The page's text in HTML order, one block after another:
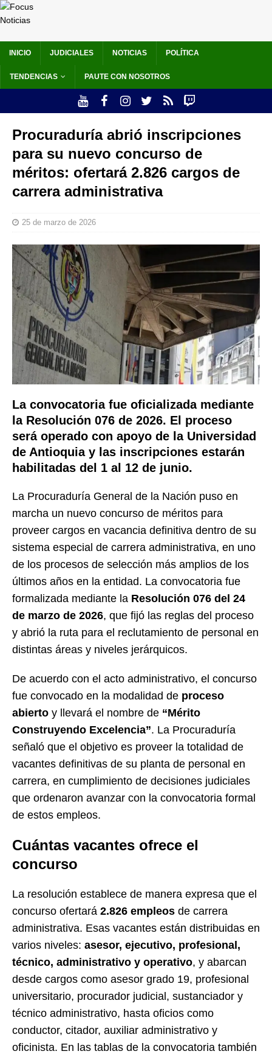
INICIO JUDICIALES NOTICIAS POLÍTICA
TENDENCIAS PAUTE CON NOSOTROS
Procuraduría abrió inscripciones
para su nuevo concurso de
méritos: ofertará 2.826 cargos de
carrera administrativa
25 de marzo de 2026
La convocatoria fue oficializada mediante
la Resolución 076 de 2026. El proceso
será operado con apoyo de la Universidad
de Antioquia y las inscripciones estarán
habilitadas del 1 al 12 de junio.
La Procuraduría General de la Nación puso en
marcha un nuevo concurso de méritos para
proveer cargos en vacancia definitiva dentro de su
sistema especial de carrera administrativa, en uno
de los procesos de selección más amplios de los
últimos años en la entidad. La convocatoria fue
formalizada mediante la Resolución 076 del 24
de marzo de 2026, que fijó las reglas del proceso
y abrió la ruta para el reclutamiento de personal en
distintas áreas y niveles jerárquicos.
De acuerdo con el acto administrativo, el concurso
fue convocado en la modalidad de proceso
abierto y llevará el nombre de “Mérito
Construyendo Excelencia”. La Procuraduría
señaló que el objetivo es proveer la totalidad de
vacantes definitivas de su planta de personal en
carrera, en cumplimiento de decisiones judiciales
que ordenaron avanzar con la convocatoria formal
de estos empleos.
Cuántas vacantes ofrece el
concurso
La resolución establece de manera expresa que el
concurso ofertará 2.826 empleos de carrera
administrativa. Esas vacantes están distribuidas en
varios niveles: asesor, ejecutivo, profesional,
técnico, administrativo y operativo, y abarcan
desde cargos como asesor grado 19, profesional
universitario, procurador judicial, sustanciador y
técnico administrativo, hasta oficios como
conductor, citador, auxiliar administrativo y
oficinista. En las tablas de la convocatoria también